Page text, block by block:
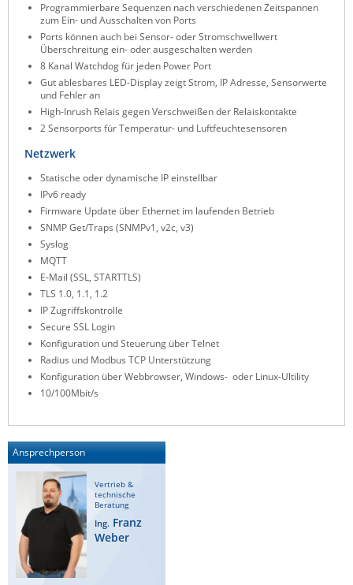
Teltonika
Unwired Networks
Vision
WATTECO
Westermo
News zu unseren Herstellern
Programmierbare Sequenzen nach verschiedenen Zeitspannen
zum Ein- und Ausschalten von Ports
Ports können auch bei Sensor- oder Stromschwellwert
Überschreitung ein- oder ausgeschalten werden
8 Kanal Watchdog für jeden Power Port
Gut ablesbares LED-Display zeigt Strom, IP Adresse, Sensorwerte
und Fehler an
High-Inrush Relais gegen Verschweißen der Relaiskontakte
2 Sensorports für Temperatur- und Luftfeuchtesensoren
Netzwerk
Statische oder dynamische IP einstellbar
IPv6 ready
Firmware Update über Ethernet im laufenden Betrieb
SNMP Get/Traps (SNMPv1, v2c, v3)
Syslog
MQTT
E-Mail (SSL, STARTTLS)
TLS 1.0, 1.1, 1.2
IP Zugriffskontrolle
Secure SSL Login
Konfiguration und Steuerung über Telnet
Radius und Modbus TCP Unterstützung
Konfiguration über Webbrowser, Windows- oder Linux-Ultility
10/100Mbit/s
Ansprechperson
Vertrieb &
technische
Beratung
Ing. Franz
Weber